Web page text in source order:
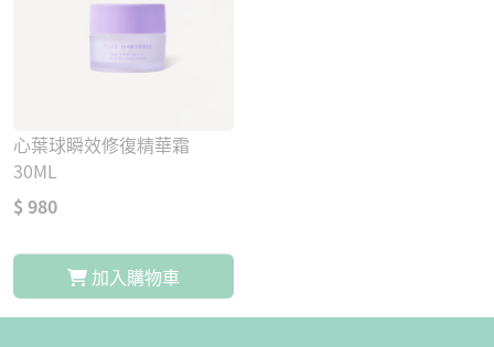
心葉球瞬效修復精華霜
30ML
$ 980
加入購物車